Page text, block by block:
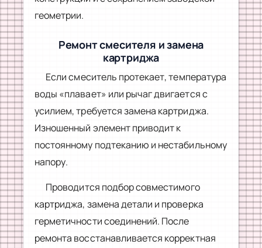
геометрии.
Ремонт смесителя и замена
картриджа
Если смеситель протекает, температура
воды «плавает» или рычаг двигается с
усилием, требуется замена картриджа.
Изношенный элемент приводит к
постоянному подтеканию и нестабильному
напору.
Проводится подбор совместимого
картриджа, замена детали и проверка
герметичности соединений. После
ремонта восстанавливается корректная